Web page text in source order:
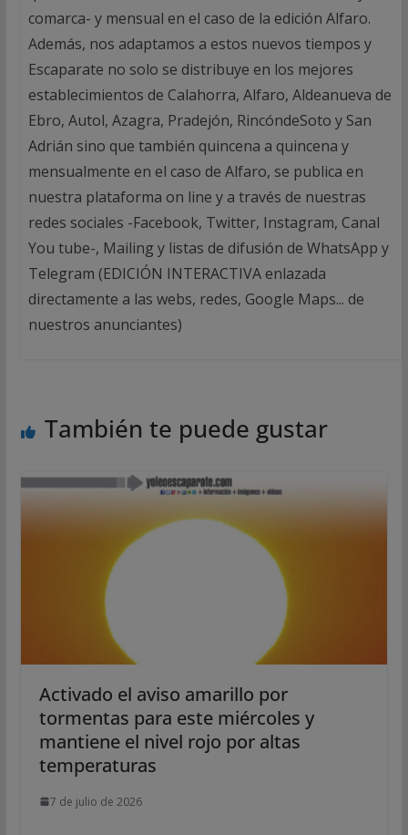
comarca- y mensual en el caso de la edición Alfaro.
Además, nos adaptamos a estos nuevos tiempos y
Escaparate no solo se distribuye en los mejores
establecimientos de Calahorra, Alfaro, Aldeanueva de
Ebro, Autol, Azagra, Pradejón, RincóndeSoto y San
Adrián sino que también quincena a quincena y
mensualmente en el caso de Alfaro, se publica en
nuestra plataforma on line y a través de nuestras
redes sociales -Facebook, Twitter, Instagram, Canal
You tube-, Mailing y listas de difusión de WhatsApp y
Telegram (EDICIÓN INTERACTIVA enlazada
directamente a las webs, redes, Google Maps... de
nuestros anunciantes)
También te puede gustar
Activado el aviso amarillo por
tormentas para este miércoles y
mantiene el nivel rojo por altas
temperaturas
7 de julio de 2026